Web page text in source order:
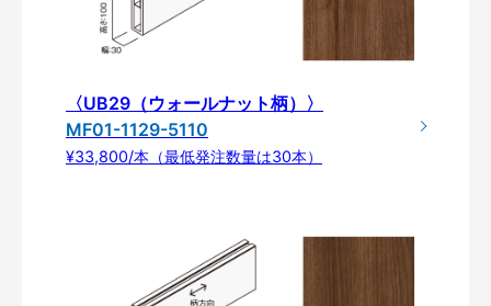
〈UB29（ウォールナット柄）〉
MF01-1129-5110
¥33,800/本（最低発注数量は30本）